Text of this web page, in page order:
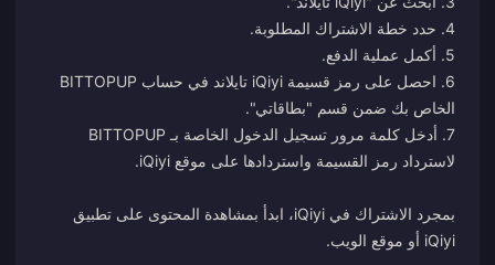
6. احصل على رمز قسيمة iQiyi تايلاند في حساب BITTOPUP
7. أدخل كلمة مرور تسجيل الدخول الخاصة بـ BITTOPUP
بمجرد الاشتراك في iQiyi، ابدأ بمشاهدة المحتوى على تطبيق